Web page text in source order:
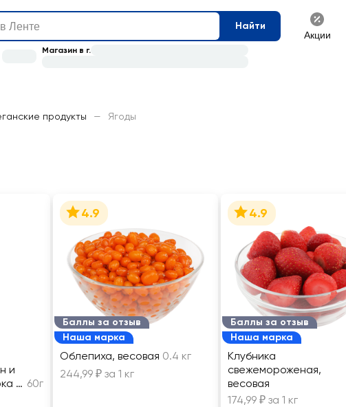
Найти
Акции
Магазин в г.
продукты — Ягоды
и
и 60г
Баллы за отзыв
Наша марка
4.9
Облепиха, весовая 0.4 кг
244,99 ₽ за 1 кг
Баллы за отзыв
Наша марка
4.9
Клубника
свежемороженая,
весовая
174,99 ₽ за 1 кг